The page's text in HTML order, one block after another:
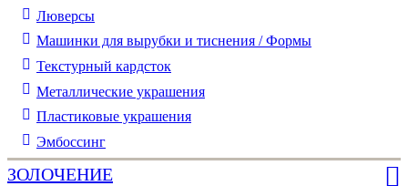
Люверсы
Машинки для вырубки и тиснения / Формы
Текстурный кардсток
Металлические украшения
Пластиковые украшения
Эмбоссинг
ЗОЛОЧЕНИЕ